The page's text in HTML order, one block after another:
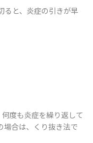
ると、炎症の引きが早
度も炎症を繰り返して
場合は、くり抜き法で